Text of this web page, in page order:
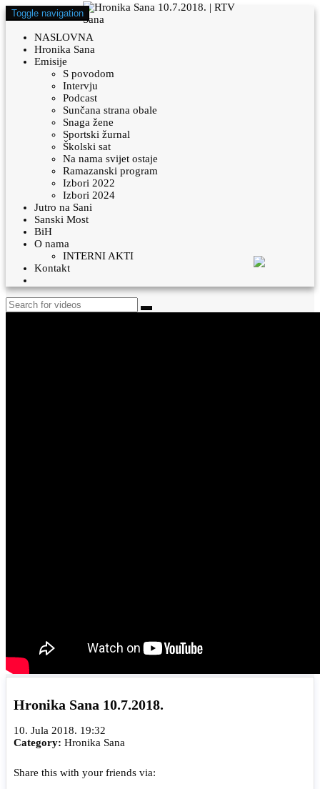
Toggle navigation
NASLOVNA
Hronika Sana
Emisije
S povodom
Intervju
Podcast
Sunčana strana obale
Snaga žene
Sportski žurnal
Školski sat
Na nama svijet ostaje
Ramazanski program
Izbori 2022
Izbori 2024
Jutro na Sani
Sanski Most
BiH
O nama
INTERNI AKTI
Kontakt
Hronika Sana 10.7.2018.
10. Jula 2018. 19:32
Category: Hronika Sana
Share this with your friends via: